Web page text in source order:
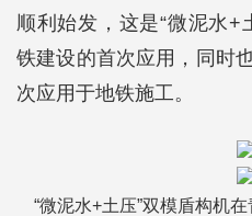
顺利始发，这是“微泥水+
铁建设的首次应用，同时
次应用于地铁施工。
“微泥水+土压”双模盾构机